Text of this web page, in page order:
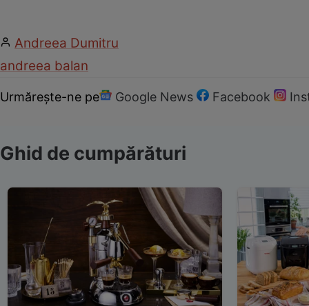
Andreea Dumitru
andreea balan
Urmărește-ne pe Google News Facebook
Ghid de cumpărături